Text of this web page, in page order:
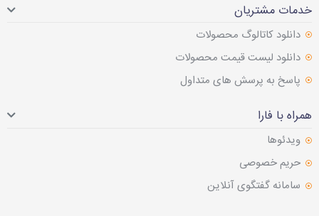
خدمات مشتریان
دانلود کاتالوگ محصولات
دانلود لیست قیمت محصولات
پاسخ به پرسش های متداول
همراه با فارا
ویدئوها
حریم خصوصی
سامانه گفتگوی آنلاین